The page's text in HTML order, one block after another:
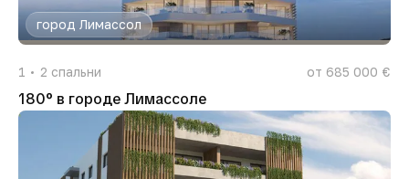
город Лимассол
1 2 спальни от 685 000 €
180° в городе Лимассоле